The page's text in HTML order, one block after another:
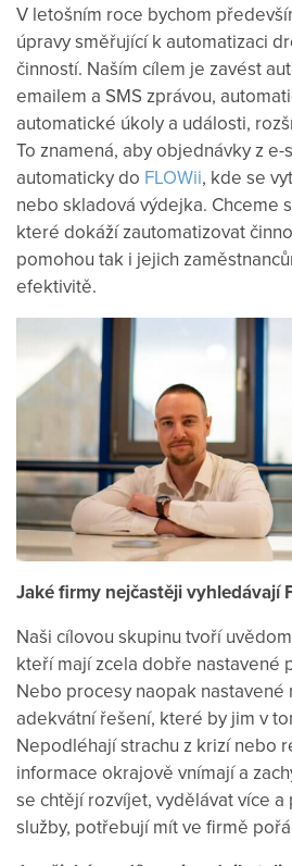
V letošním roce bychom
úpravy směřující k automatizaci
činností. Naším cílem je zavést
emailem a SMS zprávou,
automatické úkoly a události,
To znamená, aby objednávky z
automaticky do FLOWii, kde se
nebo skladová výdejka. Chceme
které dokáží zautomatizovat
pomohou tak i jejich
efektivitě.
Jaké firmy nejčastěji vyhledávají
Naši cílovou skupinu tvoří
kteří mají zcela dobře nastavené
Nebo procesy naopak
adekvátní řešení, které by jim v
Nepodléhají strachu z krizí nebo
informace okrajově vnímají a
se chtějí rozvíjet, vydělávat více
služby, potřebují mít ve firmě